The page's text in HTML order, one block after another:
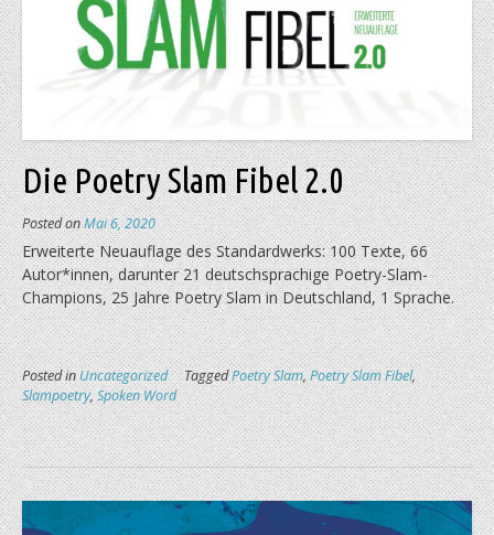
Die Poetry Slam Fibel 2.0
Posted onMai 6, 2020
Erweiterte Neuauflage des Standardwerks: 100 Texte, 66
Autor*innen, darunter 21 deutschsprachige Poetry-Slam-
Champions, 25 Jahre Poetry Slam in Deutschland, 1 Sprache.
Posted inUncategorized TaggedPoetry Slam,Poetry Slam Fibel,
Slampoetry,Spoken Word